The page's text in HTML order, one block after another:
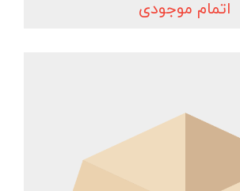
اتمام موجودی